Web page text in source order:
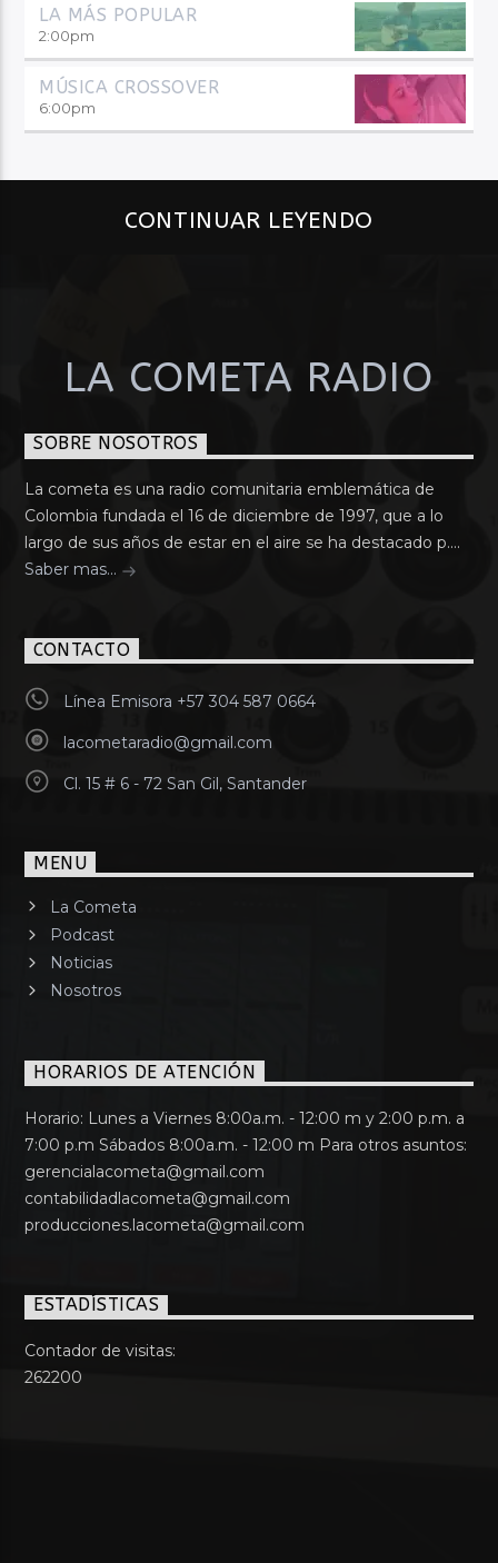
LA MÁS POPULAR
2:00pm
MÚSICA CROSSOVER
6:00pm
CONTINUAR LEYENDO
LA COMETA RADIO
SOBRE NOSOTROS
La cometa es una radio comunitaria emblemática de
Colombia fundada el 16 de diciembre de 1997, que a lo
largo de sus años de estar en el aire se ha destacado p....
Saber mas...
CONTACTO
Línea Emisora +57 304 587 0664
lacometaradio@gmail.com
Cl. 15 # 6 - 72 San Gil, Santander
MENU
La Cometa
Podcast
Noticias
Nosotros
HORARIOS DE ATENCIÓN
Horario: Lunes a Viernes 8:00a.m. - 12:00 m y 2:00 p.m. a
7:00 p.m Sábados 8:00a.m. - 12:00 m Para otros asuntos:
gerencialacometa@gmail.com
contabilidadlacometa@gmail.com
producciones.lacometa@gmail.com
ESTADÍSTICAS
Contador de visitas:
262200